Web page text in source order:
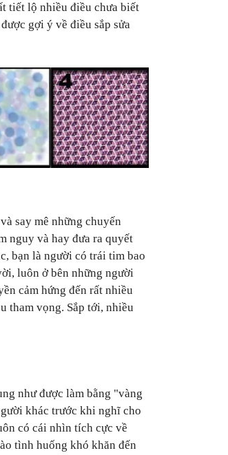
tiết lộ nhiều điều chưa biết
gợi ý về điều sắp sửa
say mê những chuyến
nguy và hay đưa ra quyết
bạn là người có trái tim bao
luôn ở bên những người
cảm hứng đến rất nhiều
tham vọng. Sắp tới, nhiều
như được làm bằng "vàng
khác trước khi nghĩ cho
có cái nhìn tích cực về
tình huống khó khăn đến